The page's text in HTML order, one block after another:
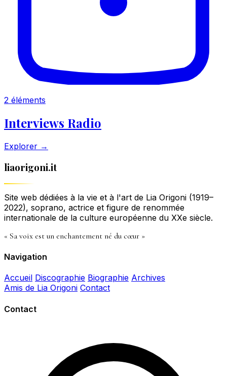
2 éléments
Interviews Radio
Explorer →
liaorigoni.it
Site web dédiées à la vie et à l'art de Lia Origoni (1919–
2022), soprano, actrice et figure de renommée
internationale de la culture européenne du XXe siècle.
« Sa voix est un enchantement né du cœur »
Navigation
Accueil Discographie Biographie Archives
Amis de Lia Origoni Contact
Contact